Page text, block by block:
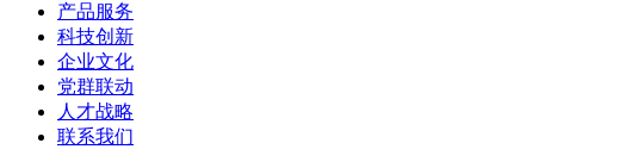
产品服务
科技创新
企业文化
党群联动
人才战略
联系我们